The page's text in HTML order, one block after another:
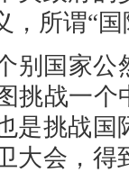
，所谓“
别国家
挑战一
是挑战
大会，